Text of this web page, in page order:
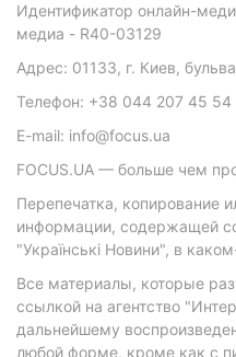
Идентификатор онлайн-
медиа - R40-03129
Адрес: 01133, г. Киев,
Телефон: +38 044 207 45 54
E-mail: info@focus.ua
FOCUS.UA — больше чем
Перепечатка, копирование
информации, содержащей
"Українські Новини", в
Все материалы, которые
ссылкой на агентство
дальнейшему
любой форме, кроме как с